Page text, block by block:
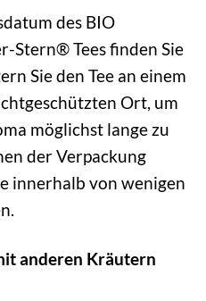
des BIO
Stern® Tees finden Sie
Sie den Tee an einem
Ort, um
möglichst lange zu
der Verpackung
innerhalb von wenigen
anderen Kräutern